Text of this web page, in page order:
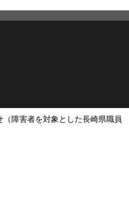
障害者を対象とした長崎県職員